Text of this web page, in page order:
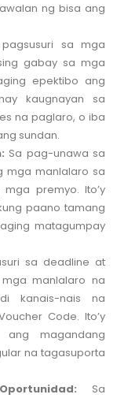
ng bisa ang
sa mga
gabay sa mga
epektibo ang
kaugnayan sa
na paglaro, o iba
sundan.
Sa pag-unawa sa
mga manlalaro sa
premyo. Ito’y
paano tamang
matagumpay
sa deadline at
manlalaro na
kanais-nais na
Code. Ito’y
magandang
na tagasuporta
Sa